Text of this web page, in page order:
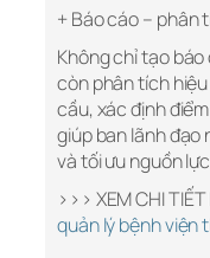
+ Báo cáo – phân
Không chỉ tạo
còn phân tích
cầu, xác định
giúp ban lãnh đạo
và tối ưu nguồn
>>> XEM CHI
quản lý bệnh viện